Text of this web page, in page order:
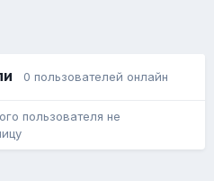
0 пользователей онлайн
пользователя не